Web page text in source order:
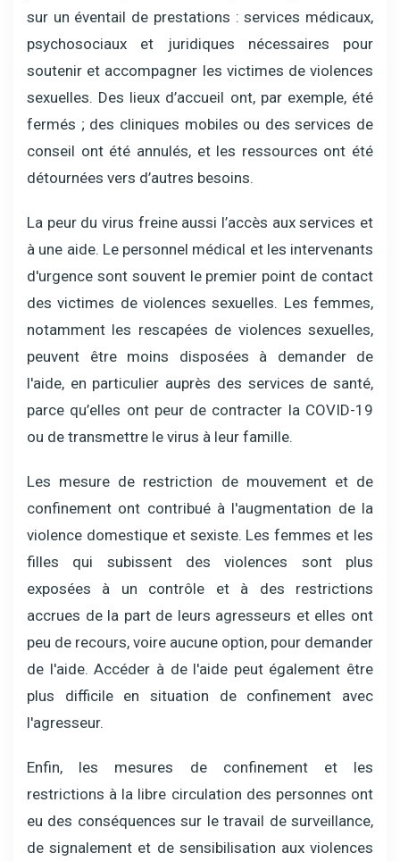
sur un éventail de prestations : services médicaux,
psychosociaux et juridiques nécessaires pour
soutenir et accompagner les victimes de violences
sexuelles. Des lieux d’accueil ont, par exemple, été
fermés ; des cliniques mobiles ou des services de
conseil ont été annulés, et les ressources ont été
détournées vers d’autres besoins.
La peur du virus freine aussi l’accès aux services et
à une aide. Le personnel médical et les intervenants
d'urgence sont souvent le premier point de contact
des victimes de violences sexuelles. Les femmes,
notamment les rescapées de violences sexuelles,
peuvent être moins disposées à demander de
l'aide, en particulier auprès des services de santé,
parce qu’elles ont peur de contracter la COVID-19
ou de transmettre le virus à leur famille.
Les mesure de restriction de mouvement et de
confinement ont contribué à l'augmentation de la
violence domestique et sexiste. Les femmes et les
filles qui subissent des violences sont plus
exposées à un contrôle et à des restrictions
accrues de la part de leurs agresseurs et elles ont
peu de recours, voire aucune option, pour demander
de l'aide. Accéder à de l'aide peut également être
plus difficile en situation de confinement avec
l'agresseur.
Enfin, les mesures de confinement et les
restrictions à la libre circulation des personnes ont
eu des conséquences sur le travail de surveillance,
de signalement et de sensibilisation aux violences